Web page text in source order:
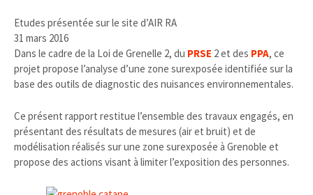
Etudes présentée sur le site d’AIR RA
31 mars 2016
Dans le cadre de la Loi de Grenelle 2, du PRSE 2 et des PPA, ce
projet propose l’analyse d’une zone surexposée identifiée sur la
base des outils de diagnostic des nuisances environnementales.
Ce présent rapport restitue l’ensemble des travaux engagés, en
présentant des résultats de mesures (air et bruit) et de
modélisation réalisés sur une zone surexposée à Grenoble et
propose des actions visant à limiter l’exposition des personnes.